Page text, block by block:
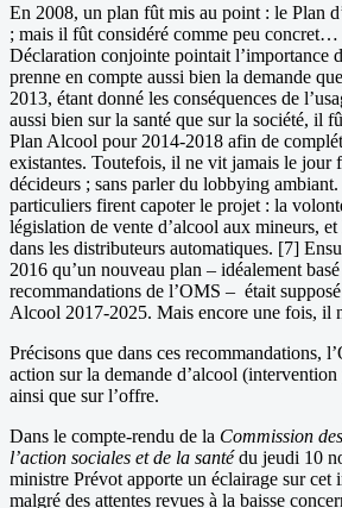
En 2008, un plan fût mis au point : le Plan
; mais il fût considéré comme peu
Déclaration conjointe pointait l’importance
prenne en compte aussi bien la demande
2013, étant donné les conséquences de
aussi bien sur la santé que sur la société, il
Plan Alcool pour 2014-2018 afin de
existantes. Toutefois, il ne vit jamais le jour
décideurs ; sans parler du lobbying
particuliers firent capoter le projet : la
législation de vente d’alcool aux mineurs,
dans les distributeurs automatiques. [7]
2016 qu’un nouveau plan – idéalement
recommandations de l’OMS – était
Alcool 2017-2025. Mais encore une fois, il
Précisons que dans ces recommandations,
action sur la demande d’alcool
ainsi que sur l’offre.
Dans le compte-rendu de la Commission
l’action sociales et de la santédu jeudi 10
ministre Prévot apporte un éclairage sur cet
malgré des attentes revues à la baisse